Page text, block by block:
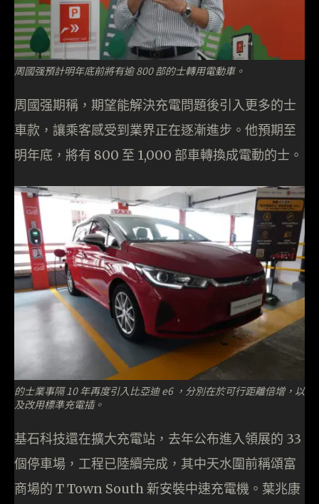
周國强預計明年底前將有逾 800 部的士轉用電動車。
周國强期稱，期望能解決充電問題後引入更多的士
車款，讓乘客感受到業界正在逐漸進步。他預期至
明年底，將有 800 至 1,000 部車轉換成電動的士。
的士業事隔 10 年再度引入比亞迪 e6 ，分別在於可行距離倍增，以
及改用標準充電插。
基石科技還在擴大充電站，去年公布進入領展的 33
個停車場，工程已陸續完成，其中天水圍前稱頌富
商場的 T Town South 新安裝中速充電機。葉兆康